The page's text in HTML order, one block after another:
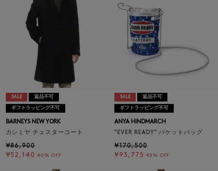
SALE 返品不可
ギフトラッピング不可
BARNEYS NEW YORK
カシミヤ チェスターコート
¥86,900
¥52,140 40% OFF
SALE 返品不可
ギフトラッピング不可
ANYA HINDMARCH
"EVER READY" バケットバッグ
¥170,500
¥93,775 45% OFF